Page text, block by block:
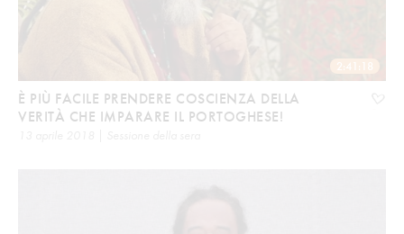
2:41:18
È PIÙ FACILE PRENDERE COSCIENZA DELLA
VERITÀ CHE IMPARARE IL PORTOGHESE!